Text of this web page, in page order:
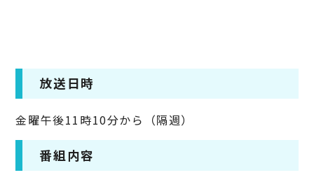
放送日時
金曜午後11時10分から（隔週）
番組内容